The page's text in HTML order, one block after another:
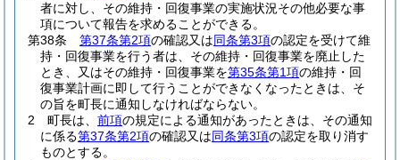
者に対し、その維持・回復事業の実施状況その他必要な事
項について報告を求めることができる。
第38条
第37条第2項の確認又は同条第3項の認定を受けて維
持・回復事業を行う者は、その維持・回復事業を廃止した
とき、又はその維持・回復事業を第35条第1項の維持・回
復事業計画に即して行うことができなくなったときは、そ
の旨を町長に通知しなければならない。
2
町長は、 前項の規定による通知があったときは、その通知
に係る第37条第2項の確認又は同条第3項の認定を取り消す
ものとする。